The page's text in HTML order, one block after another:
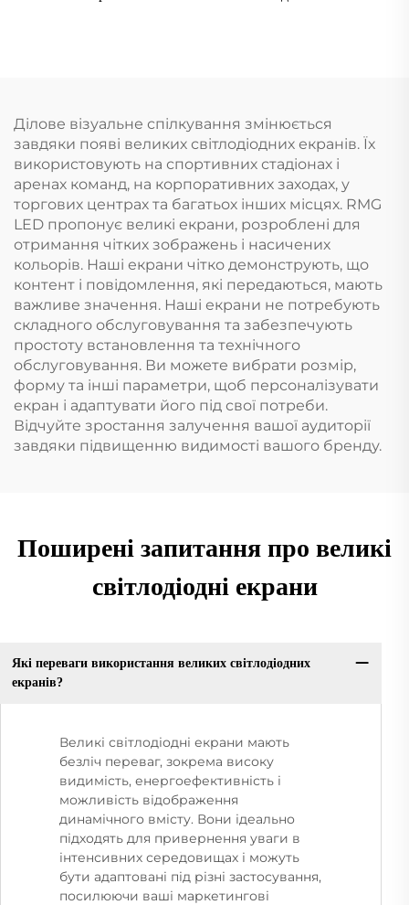
Ділове візуальне спілкування змінюється
завдяки появі великих світлодіодних екранів. Їх
використовують на спортивних стадіонах і
аренах команд, на корпоративних заходах, у
торгових центрах та багатьох інших місцях. RMG
LED пропонує великі екрани, розроблені для
отримання чітких зображень і насичених
кольорів. Наші екрани чітко демонструють, що
контент і повідомлення, які передаються, мають
важливе значення. Наші екрани не потребують
складного обслуговування та забезпечують
простоту встановлення та технічного
обслуговування. Ви можете вибрати розмір,
форму та інші параметри, щоб персоналізувати
екран і адаптувати його під свої потреби.
Відчуйте зростання залучення вашої аудиторії
завдяки підвищенню видимості вашого бренду.
Поширені запитання про великі
світлодіодні екрани
Які переваги використання великих світлодіодних
екранів?
Великі світлодіодні екрани мають
безліч переваг, зокрема високу
видимість, енергоефективність і
можливість відображення
динамічного вмісту. Вони ідеально
підходять для привернення уваги в
інтенсивних середовищах і можуть
бути адаптовані під різні застосування,
посилюючи ваші маркетингові